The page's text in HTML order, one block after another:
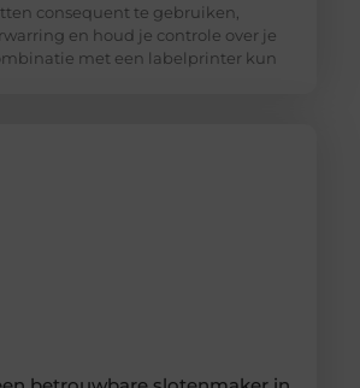
consequent te gebruiken,
en houd je controle over je
met een labelprinter kun